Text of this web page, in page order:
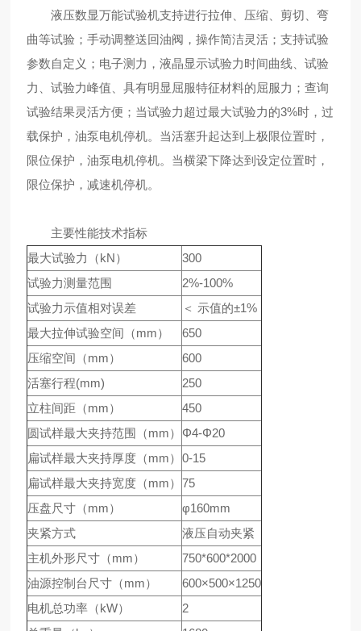
液压数显万能试验机支持进行拉伸、压缩、剪切、弯
曲等试验；手动调整送回油阀，操作简洁灵活；支持试验
参数自定义；电子测力，液晶显示试验力时间曲线、试验
力、试验力峰值、具有明显屈服特征材料的屈服力；查询
试验结果灵活方便；当试验力超过最大试验力的3%时，过
载保护，油泵电机停机。当活塞升起达到上极限位置时，
限位保护，油泵电机停机。当横梁下降达到设定位置时，
限位保护，减速机停机。
主要性能技术指标
最大试验力（kN）
300
试验力测量范围
2%-100%
试验力示值相对误差
＜ 示值的±1%
最大拉伸试验空间（mm）
650
压缩空间（mm）
600
活塞行程(mm)
250
立柱间距（mm）
450
圆试样最大夹持范围（mm） Φ4-Φ20
扁试样最大夹持厚度（mm） 0-15
扁试样最大夹持宽度（mm） 75
压盘尺寸（mm）
φ160mm
夹紧方式
液压自动夹紧
主机外形尺寸（mm）
750*600*2000
油源控制台尺寸（mm）
600×500×1250
电机总功率（kW）
2